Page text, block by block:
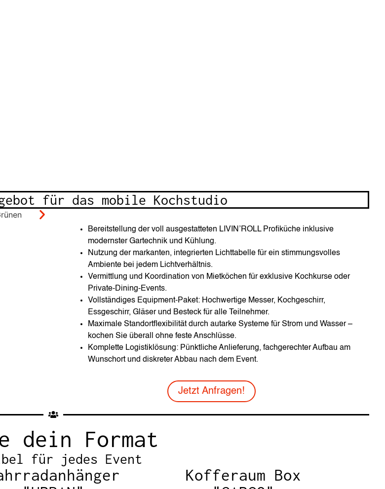
für das mobile Kochstudio
Bereitstellung der voll ausgestatteten LIVIN’ROLL Profiküche inklusive
modernster Gartechnik und Kühlung.
Nutzung der markanten, integrierten Lichttabelle für ein stimmungsvolles
Ambiente bei jedem Lichtverhältnis.
Vermittlung und Koordination von Mietköchen für exklusive Kochkurse oder
Private-Dining-Events.
Vollständiges Equipment-Paket: Hochwertige Messer, Kochgeschirr,
Essgeschirr, Gläser und Besteck für alle Teilnehmer.
Maximale Standortflexibilität durch autarke Systeme für Strom und Wasser –
kochen Sie überall ohne feste Anschlüsse.
Komplette Logistiklösung: Pünktliche Anlieferung, fachgerechter Aufbau am
Wunschort und diskreter Abbau nach dem Event.
Jetzt Anfragen!
dein Format
für jedes Event
Kofferaum Box